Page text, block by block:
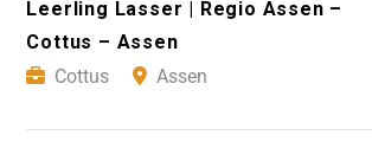
Leerling Lasser | Regio Assen –
Cottus – Assen
Cottus
Assen